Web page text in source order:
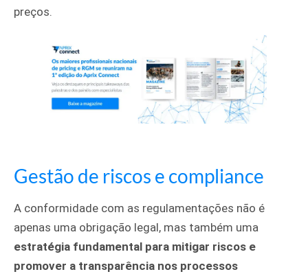
preços.
Gestão de riscos e compliance
A conformidade com as regulamentações não é
apenas uma obrigação legal, mas também uma
estratégia fundamental para mitigar riscos e
promover a transparência nos processos